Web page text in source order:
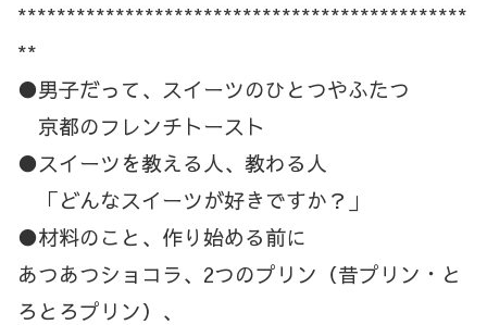
**********************************************
**
●男子だって、スイーツのひとつやふたつ
京都のフレンチトースト
●スイーツを教える人、教わる人
「どんなスイーツが好きですか？」
●材料のこと、作り始める前に
あつあつショコラ、2つのプリン（昔プリン・と
ろとろプリン）、